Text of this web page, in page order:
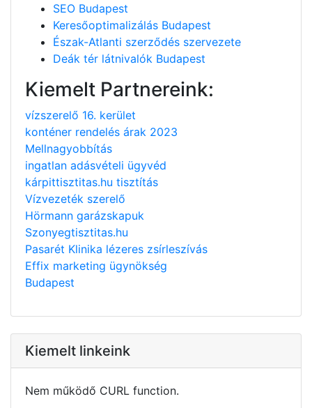
SEO Budapest
Keresőoptimalizálás Budapest
Észak-Atlanti szerződés szervezete
Deák tér látnivalók Budapest
Kiemelt Partnereink:
vízszerelő 16. kerület
konténer rendelés árak 2023
Mellnagyobbítás
ingatlan adásvételi ügyvéd
kárpittisztitas.hu tisztítás
Vízvezeték szerelő
Hörmann garázskapuk
Szonyegtisztitas.hu
Pasarét Klinika lézeres zsírleszívás
Effix marketing ügynökség
Budapest
Kiemelt linkeink
Nem működő CURL function.